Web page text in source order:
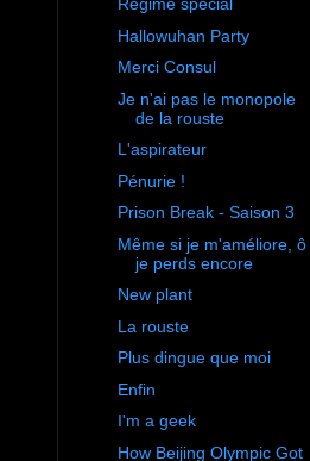
Hallowuhan Party
Merci Consul
Je n'ai pas le monopole
de la rouste
L'aspirateur
Pénurie !
Prison Break - Saison 3
Même si je m'améliore, ô
je perds encore
New plant
La rouste
Plus dingue que moi
Enfin
I'm a geek
How Beijing Olympic Got